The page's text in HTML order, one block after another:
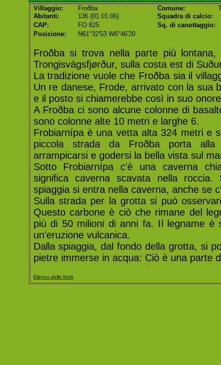
Villaggio: Froðba Comune:
Abitanti:
136 (01.01.06)
Squadra di calcio:
CAP:
FO 825
Sq. di canottaggio:
Posizione:
N61°32'53 W6°46'20
Froðba si trova nella parte più
Trongisvágsfjørður, sulla costa est di
La tradizione vuole che Froðba sia il
Un re danese, Frode, arrivato con la sua
e il posto si chiamerebbe così in suo
A Froðba ci sono alcune colonne di
sono colonne alte 10 metri e larghe 6.
Frobiarnípa è una vetta alta 324 metri e
piccola strada da Froðba porta
arrampicarsi e godersi la bella vista sul
Sotto Frobiarnípa c'è una caverna
significa caverna scavata nella roccia.
spiaggia si entra nella caverna, anche se
Sulla strada per la grotta si può
Questo carbone è ciò che rimane del
più di 50 milioni di anni fa. Il legname è
un'eruzione vulcanica.
Dalla spiaggia, dal fondo della grotta, si
pietre immerse in acqua: Ciò è una parte
Elenco delle fonti